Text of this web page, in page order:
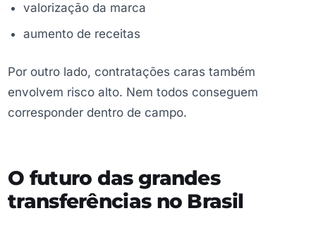
valorização da marca
aumento de receitas
Por outro lado, contratações caras também
envolvem risco alto. Nem todos conseguem
corresponder dentro de campo.
O futuro das grandes
transferências no Brasil